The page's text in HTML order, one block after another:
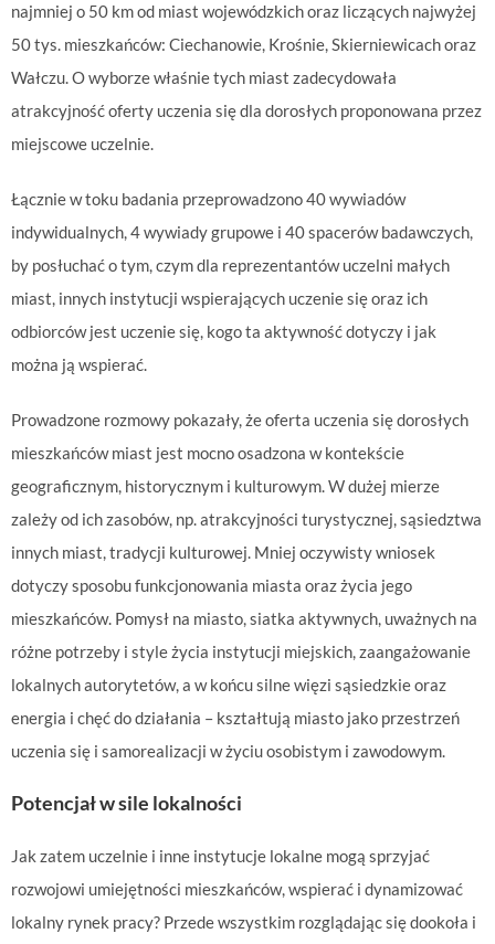
najmniej o 50 km od miast wojewódzkich oraz liczących najwyżej
50 tys. mieszkańców: Ciechanowie, Krośnie, Skierniewicach oraz
Wałczu. O wyborze właśnie tych miast zadecydowała
atrakcyjność oferty uczenia się dla dorosłych proponowana przez
miejscowe uczelnie.
Łącznie w toku badania przeprowadzono 40 wywiadów
indywidualnych, 4 wywiady grupowe i 40 spacerów badawczych,
by posłuchać o tym, czym dla reprezentantów uczelni małych
miast, innych instytucji wspierających uczenie się oraz ich
odbiorców jest uczenie się, kogo ta aktywność dotyczy i jak
można ją wspierać.
Prowadzone rozmowy pokazały, że oferta uczenia się dorosłych
mieszkańców miast jest mocno osadzona w kontekście
geograficznym, historycznym i kulturowym. W dużej mierze
zależy od ich zasobów, np. atrakcyjności turystycznej, sąsiedztwa
innych miast, tradycji kulturowej. Mniej oczywisty wniosek
dotyczy sposobu funkcjonowania miasta oraz życia jego
mieszkańców. Pomysł na miasto, siatka aktywnych, uważnych na
różne potrzeby i style życia instytucji miejskich, zaangażowanie
lokalnych autorytetów, a w końcu silne więzi sąsiedzkie oraz
energia i chęć do działania – kształtują miasto jako przestrzeń
uczenia się i samorealizacji w życiu osobistym i zawodowym.
Potencjał w sile lokalności
Jak zatem uczelnie i inne instytucje lokalne mogą sprzyjać
rozwojowi umiejętności mieszkańców, wspierać i dynamizować
lokalny rynek pracy? Przede wszystkim rozglądając się dookoła i